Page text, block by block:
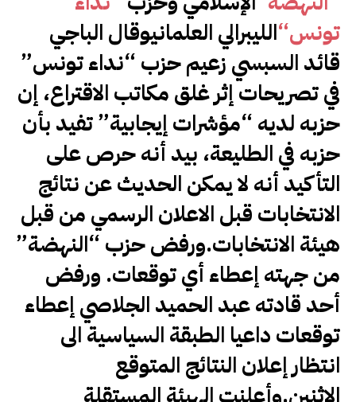
تونس“الليبرالي العلمانيوقال الباجي
قائد السبسي زعيم حزب “نداء تونس”
في تصريحات إثر غلق مكاتب الاقتراع، إن
حزبه لديه “مؤشرات إيجابية” تفيد بأن
حزبه في الطليعة، بيد أنه حرص على
التأكيد أنه لا يمكن الحديث عن نتائج
الانتخابات قبل الاعلان الرسمي من قبل
هيئة الانتخابات.ورفض حزب “النهضة”
من جهته إعطاء أي توقعات. ورفض
أحد قادته عبد الحميد الجلاصي إعطاء
توقعات داعيا الطبقة السياسية الى
انتظار إعلان النتائج المتوقع
الاثنين.وأعلنت الهيئة المستقلة